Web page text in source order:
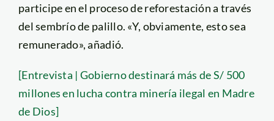
participe en el proceso de reforestación a través
del sembrío de palillo. «Y, obviamente, esto sea
remunerado», añadió.
[Entrevista | Gobierno destinará más de S/ 500
millones en lucha contra minería ilegal en Madre
de Dios]